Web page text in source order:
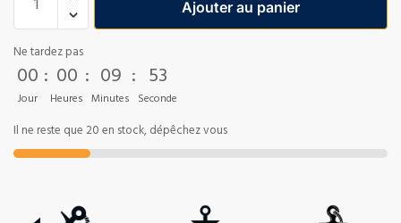
Ajouter au panier
Ne tardez pas
00
Jour
: 00
Heures
: 09
Minutes
: 52
Seconde
Il ne reste que 20 en stock, dépêchez vous